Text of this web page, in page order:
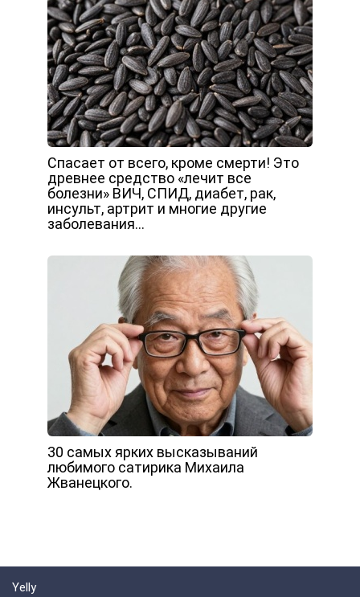
Спасает от всего, кроме смерти! Это
древнее средство «лечит все
болезни» ВИЧ, СПИД, диабет, рак,
инсульт, артрит и многие другие
заболевания…
30 cамых ярких высказываний
любимого сатирика Михаила
Жванецкого.
Yelly